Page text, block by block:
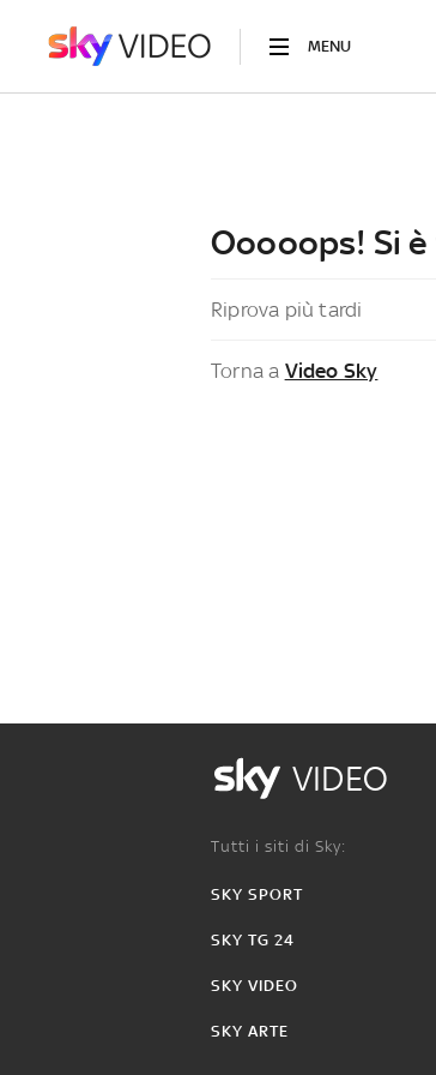
MENU
Ooooops! Si
Riprova più tardi
Torna a Video Sky
VIDEO
Tutti i siti di Sky:
SKY SPORT
SKY TG 24
SKY VIDEO
SKY ARTE